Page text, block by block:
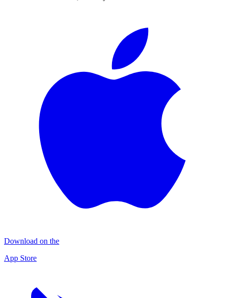
Download on the
App Store